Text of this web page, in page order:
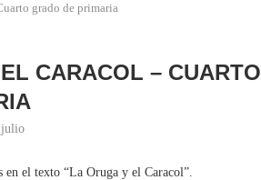
grado de primaria
CARACOL – CUARTO
julio
el texto “La Oruga y el Caracol”.